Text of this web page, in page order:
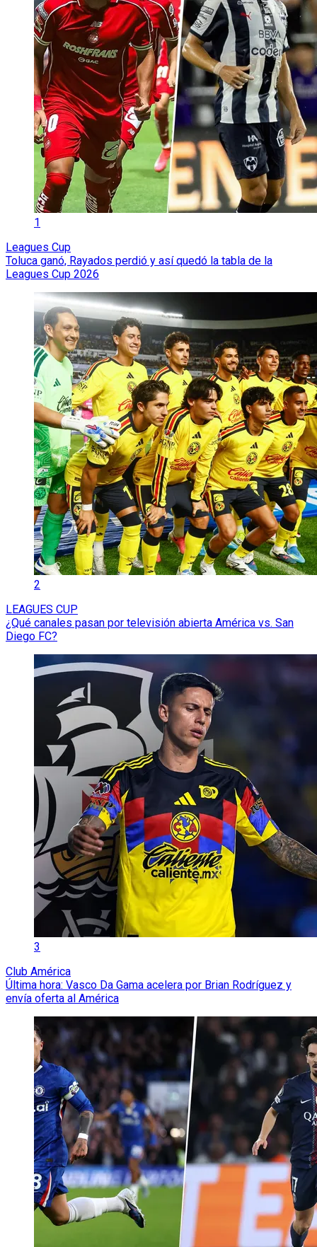
1
Leagues Cup
Toluca ganó, Rayados perdió y así quedó la tabla de la
Leagues Cup 2026
2
LEAGUES CUP
¿Qué canales pasan por televisión abierta América vs. San
Diego FC?
3
Club América
Última hora: Vasco Da Gama acelera por Brian Rodríguez y
envía oferta al América